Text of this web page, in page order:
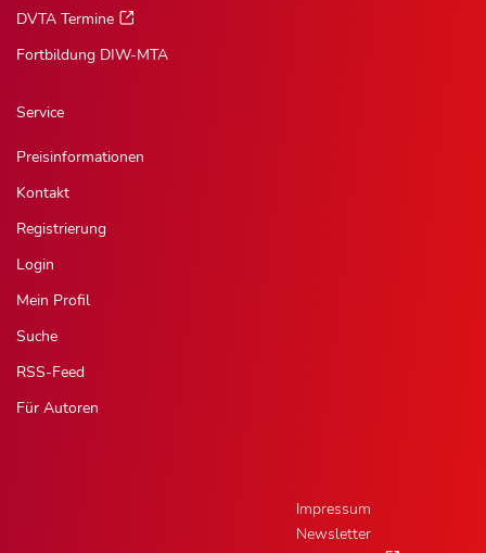
DVTA Termine
Fortbildung DIW-MTA
Service
Preisinformationen
Kontakt
Registrierung
Login
Mein Profil
Suche
RSS-Feed
Für Autoren
Impressum
Newsletter